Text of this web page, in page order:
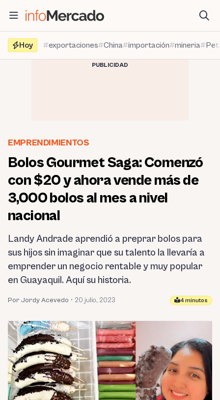
contenido
Hoy
exportaciones China importación mineria
PUBLICIDAD
EMPRENDIMIENTOS
Bolos Gourmet Saga: Comenzó
con $20 y ahora vende más de
3,000 bolos al mes a nivel
nacional
Landy Andrade aprendió a preprar bolos para
sus hijos sin imaginar que su talento la llevaría a
emprender un negocio rentable y muy popular
en Guayaquil. Aquí su historia.
Por Jordy Acevedo • 20 julio, 2023 4 minutos